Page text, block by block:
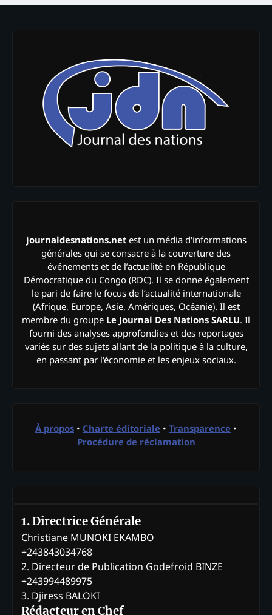
journaldesnations.netest un média d'informations
générales qui se consacre à la couverture des
événements et de l’actualité en République
Démocratique du Congo (RDC). Il se donne également
le pari de faire le focus de l’actualité internationale
(Afrique, Europe, Asie, Amériques, Océanie). Il est
membre du groupe Le Journal Des Nations SARLU. Il
fourni des analyses approfondies et des reportages
variés sur des sujets allant de la politique à la culture,
en passant par l'économie et les enjeux sociaux.
À propos • Charte éditoriale • Transparence •
Procédure de réclamation
1. Directrice Générale
Christiane MUNOKI EKAMBO
+243843034768
2. Directeur de Publication Godefroid BINZE
+243994489975
3. Djiress BALOKI
Rédacteur en Chef